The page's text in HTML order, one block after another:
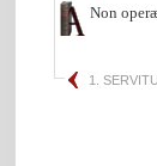
Non
1.